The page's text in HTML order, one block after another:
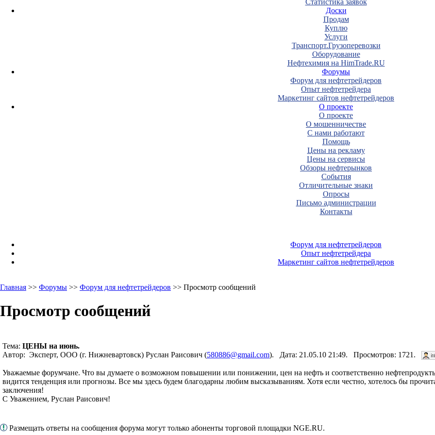
Статистика заявок
Доски
Продам
Куплю
Услуги
Транспорт.Грузоперевозки
Оборудование
Нефтехимия на HimTrade.RU
Форумы
Форум для нефтетрейдеров
Опыт нефтетрейдера
Маркетинг сайтов нефтетрейдеров
О проекте
О проекте
О мошенничестве
С нами работают
Помощь
Цены на рекламу
Цены на сервисы
Обзоры нефтерынков
События
Отличительные знаки
Опросы
Письмо администрации
Контакты
Форум для нефтетрейдеров
Опыт нефтетрейдера
Маркетинг сайтов нефтетрейдеров
Главная >> Форумы >> Форум для нефтетрейдеров >> Просмотр сообщений
Просмотр сообщений
Тема: ЦЕНЫ на июнь.
Автор: Эксперт, ООО (г. Нижневартовск) Руслан Раисович (580886@gmail.com). Дата: 21.05.10 21:49. Просмотров: 1721.
Уважаемые форумчане. Что вы думаете о возможном повышении или понижении, цен на нефть и соответственно
видится тенденция или прогнозы. Все мы здесь будем благодарны любим высказываниям. Хотя если честно, хотелось бы
заключения!
С Уважением, Руслан Раисович!
Размещать ответы на сообщения форума могут только абоненты торговой площадки NGE.RU.